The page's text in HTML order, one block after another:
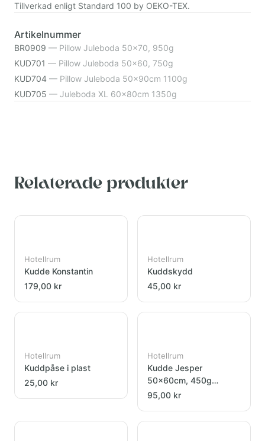
Tillverkad enligt Standard 100 by OEKO-TEX.
Artikelnummer
BR0909 — Pillow Juleboda 50x70, 950g
KUD701 — Pillow Juleboda 50x60, 750g
KUD704 — Pillow Juleboda 50x90cm 1100g
KUD705 — Juleboda XL 60x80cm 1350g
Relaterade produkter
Hotellrum
Kudde Konstantin
179,00 kr
Hotellrum
Kuddskydd
45,00 kr
Hotellrum
Kuddpåse i plast
25,00 kr
Hotellrum
Kudde Jesper
50x60cm, 450g
bollfiber
95,00 kr